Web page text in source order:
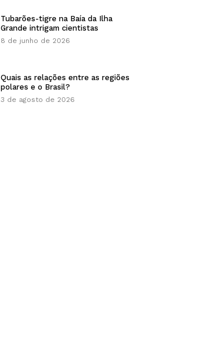
Tubarões-tigre na Baía da Ilha
Grande intrigam cientistas
8 de junho de 2026
Quais as relações entre as regiões
polares e o Brasil?
3 de agosto de 2026